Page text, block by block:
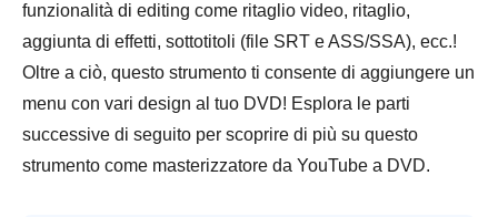
funzionalità di editing come ritaglio video, ritaglio,
aggiunta di effetti, sottotitoli (file SRT e ASS/SSA), ecc.!
Oltre a ciò, questo strumento ti consente di aggiungere un
menu con vari design al tuo DVD! Esplora le parti
successive di seguito per scoprire di più su questo
strumento come masterizzatore da YouTube a DVD.